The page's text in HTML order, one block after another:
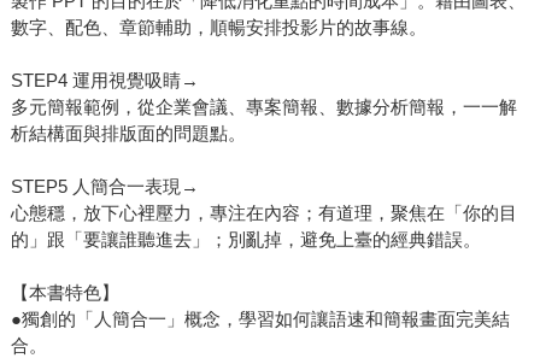
數字、配色、章節輔助，順暢安排投影片的故事線。
STEP4 運用視覺吸睛→
多元簡報範例，從企業會議、專案簡報、數據分析簡報，一一解
析結構面與排版面的問題點。
STEP5 人簡合一表現→
心態穩，放下心裡壓力，專注在內容；有道理，聚焦在「你的目
的」跟「要讓誰聽進去」；別亂掉，避免上臺的經典錯誤。
【本書特色】
●獨創的「人簡合一」概念，學習如何讓語速和簡報畫面完美結
合。